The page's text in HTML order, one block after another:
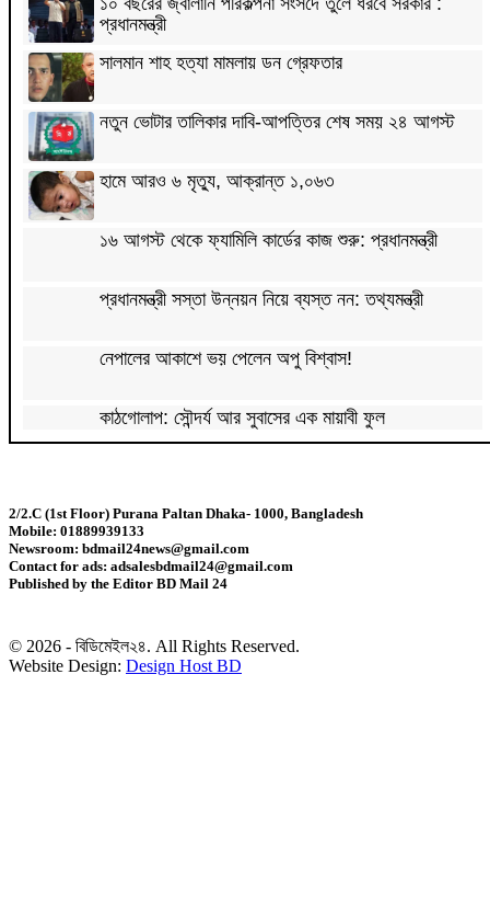
প্রধানমন্ত্রী
সালমান শাহ হত্যা মামলায় ডন গ্রেফতার
নতুন ভোটার তালিকার দাবি-আপত্তির শেষ সময় ২৪ আগস্ট
হামে আরও ৬ মৃত্যু, আক্রান্ত ১,০৬৩
১৬ আগস্ট থেকে ফ্যামিলি কার্ডের কাজ শুরু: প্রধানমন্ত্রী
প্রধানমন্ত্রী সস্তা উন্নয়ন নিয়ে ব্যস্ত নন: তথ্যমন্ত্রী
নেপালের আকাশে ভয় পেলেন অপু বিশ্বাস!
কাঠগোলাপ: সৌন্দর্য আর সুবাসের এক মায়াবী ফুল
রাষ্ট্রপতি প্রার্থী ঘোষণা করল ১১ দল
রাষ্ট্রপতি নির্বাচনে বিএনপির দুই মনোনয়নপত্র সংগ্রহ
৭,৫০০ এমএএইচ ব্যাটারিতে শাওমির নতুন রেডমি ১৭
2/2.C (1st Floor) Purana Paltan Dhaka- 1000, Bangladesh
Mobile: 01889939133
Newsroom: bdmail24news@gmail.com
Contact for ads: adsalesbdmail24@gmail.com
Published by the Editor BD Mail 24
© 2026 - বিডিমেইল২৪. All Rights Reserved.
Website Design: Design Host BD